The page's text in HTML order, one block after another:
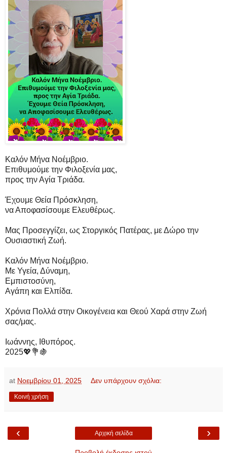
Καλόν Μήνα Νοέμβριο.
Επιθυμούμε την Φιλοξενία μας,
προς την Αγία Τριάδα.
Έχουμε Θεία Πρόσκληση,
να Αποφασίσουμε Ελευθέρως.
Μας Προσεγγίζει, ως Στοργικός Πατέρας, με Δώρο την
Ουσιαστική Ζωή.
Καλόν Μήνα Νοέμβριο.
Με Υγεία, Δύναμη,
Εμπιστοσύνη,
Αγάπη και Ελπίδα.
Χρόνια Πολλά στην Οικογένεια και Θεού Χαρά στην Ζωή
σας/μας.
Ιωάννης, Ιθυπόρος.
2025💖💐🍇
at Νοεμβρίου 01, 2025 Δεν υπάρχουν σχόλια:
Κοινή χρήση
‹ ›
Αρχική σελίδα